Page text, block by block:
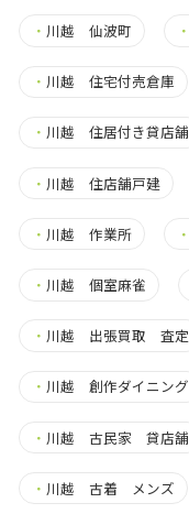
・ 川越 仙波町 ・
・ 川越 住宅付売倉庫
・ 川越 住居付き貸店舗
・ 川越 住店舗戸建
・ 川越 作業所 ・
・ 川越 個室麻雀
・ 川越 出張買取 査定
・ 川越 創作ダイニング
・ 川越 古民家 貸店舗
・ 川越 古着 メンズ